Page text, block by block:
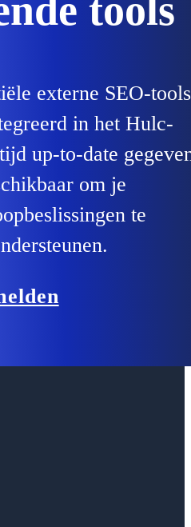
tools
externe SEO-tools
in het Hulc-
up-to-date
om je
te